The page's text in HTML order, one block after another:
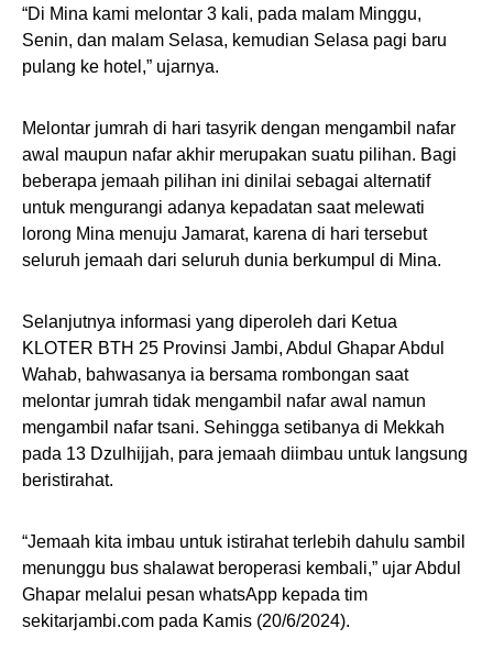
“Di Mina kami melontar 3 kali, pada malam Minggu,
Senin, dan malam Selasa, kemudian Selasa pagi baru
pulang ke hotel,” ujarnya.
Melontar jumrah di hari tasyrik dengan mengambil nafar
awal maupun nafar akhir merupakan suatu pilihan. Bagi
beberapa jemaah pilihan ini dinilai sebagai alternatif
untuk mengurangi adanya kepadatan saat melewati
lorong Mina menuju Jamarat, karena di hari tersebut
seluruh jemaah dari seluruh dunia berkumpul di Mina.
Selanjutnya informasi yang diperoleh dari Ketua
KLOTER BTH 25 Provinsi Jambi, Abdul Ghapar Abdul
Wahab, bahwasanya ia bersama rombongan saat
melontar jumrah tidak mengambil nafar awal namun
mengambil nafar tsani. Sehingga setibanya di Mekkah
pada 13 Dzulhijjah, para jemaah diimbau untuk langsung
beristirahat.
“Jemaah kita imbau untuk istirahat terlebih dahulu sambil
menunggu bus shalawat beroperasi kembali,” ujar Abdul
Ghapar melalui pesan whatsApp kepada tim
sekitarjambi.com pada Kamis (20/6/2024).